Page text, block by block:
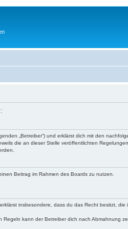
„Betreiber“) und erklärst dich mit den
die an dieser Stelle veröffentlichten
Beitrag im Rahmen des Boards zu nutzen.
insbesondere, dass du das Recht besitzt,
kann der Betreiber dich nach Abmahnung